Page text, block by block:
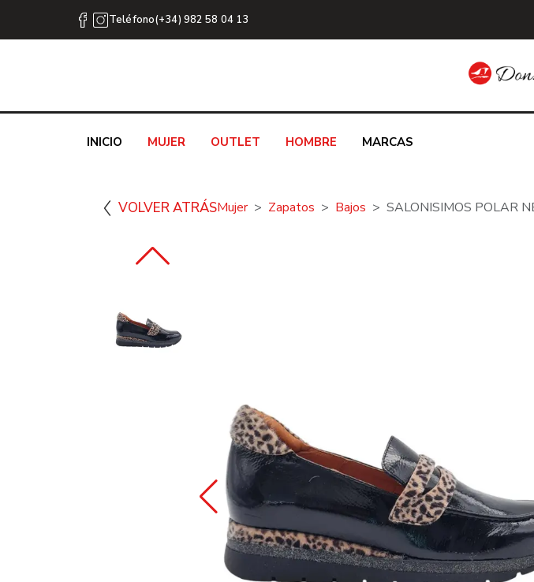
Teléfono(+34) 982 58 04 13
INICIO MUJER OUTLET HOMBRE MARCAS
VOLVER ATRÁSMujer Zapatos Bajos SALONISIMOS POLAR